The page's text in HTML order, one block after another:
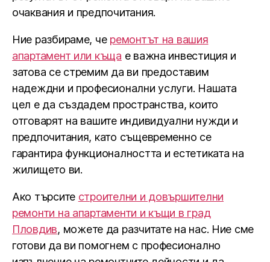
очаквания и предпочитания.
Ние разбираме, че ремонтът на вашия
апартамент или къща е важна инвестиция и
затова се стремим да ви предоставим
надеждни и професионални услуги. Нашата
цел е да създадем пространства, които
отговарят на вашите индивидуални нужди и
предпочитания, като същевременно се
гарантира функционалността и естетиката на
жилището ви.
Ако търсите строителни и довършителни
ремонти на апартаменти и къщи в град
Пловдив, можете да разчитате на нас. Ние сме
готови да ви помогнем с професионално